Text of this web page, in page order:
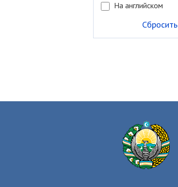
На английском
Сбросить